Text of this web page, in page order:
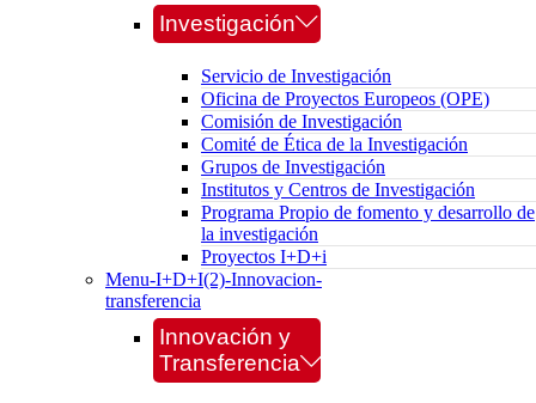
Investigación
Servicio de Investigación
Oficina de Proyectos Europeos (OPE)
Comisión de Investigación
Comité de Ética de la Investigación
Grupos de Investigación
Institutos y Centros de Investigación
Programa Propio de fomento y desarrollo de
la investigación
Proyectos I+D+i
Menu-I+D+I(2)-Innovacion-
transferencia
Innovación y
Transferencia